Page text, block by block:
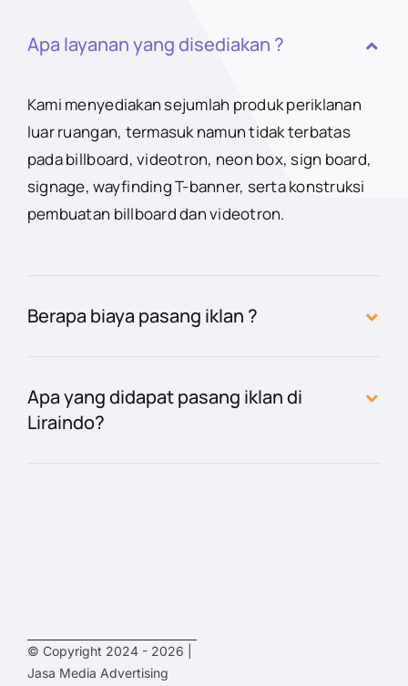
Apa layanan yang disediakan ?
Kami menyediakan sejumlah produk periklanan
luar ruangan, termasuk namun tidak terbatas
pada billboard, videotron, neon box, sign board,
signage, wayfinding T-banner, serta konstruksi
pembuatan billboard dan videotron.
Berapa biaya pasang iklan ?
Apa yang didapat pasang iklan di
Liraindo?
© Copyright 2024 - 2026 |
Jasa Media Advertising